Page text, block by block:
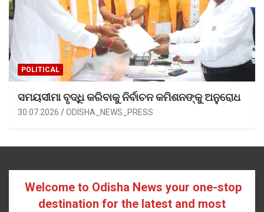
POLITICAL
ସମୟସୀମା ବୃଦ୍ଧି କରିବାକୁ ନିର୍ବାଚନ କମିଶନଙ୍କୁ ଅନୁରୋଧ
30.07.2026 ODISHA_NEWS_PRESS
Welcome to Odisha News your one-stop
destination for the latest and most